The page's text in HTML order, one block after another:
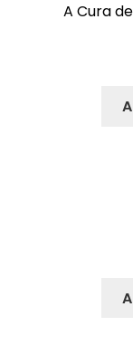
A Cura